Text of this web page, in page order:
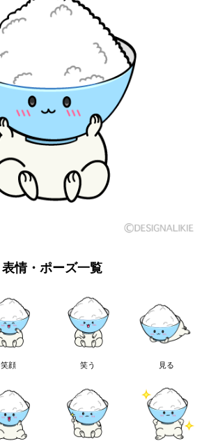
表情・ポーズ一覧
笑顔 笑う 見る